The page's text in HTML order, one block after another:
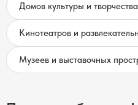
Домов культуры и творчества
Кинотеатров и
Музеев и выставочных